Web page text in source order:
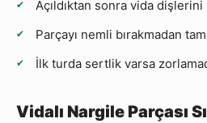
Açıldıktan sonra vida
Parçayı nemli bırakmadan
İlk turda sertlik varsa
Vidalı Nargile Parçası